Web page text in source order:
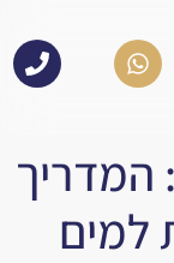
המדריך
למים